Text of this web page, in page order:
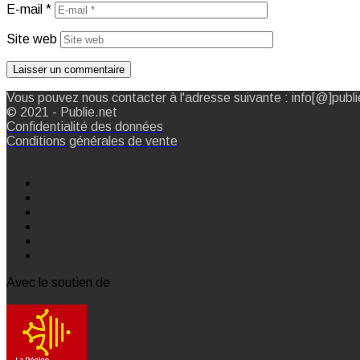
E-mail *
Site web
Vous pouvez nous contacter à l'adresse suivante :
© 2021 - Publie.net
Confidentialité des données
Conditions générales de vente
Avec le soutien de